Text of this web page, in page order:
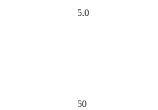
5.0
50